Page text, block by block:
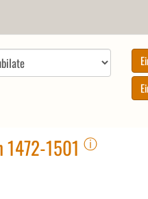
1501 ⓘ